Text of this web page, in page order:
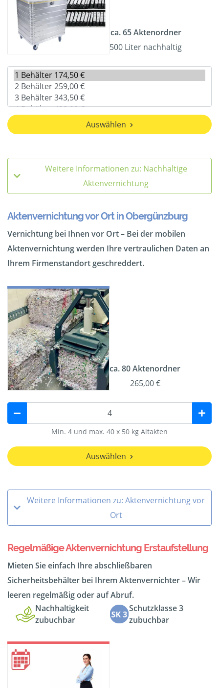
ca. 65 Aktenordner
500 Liter nachhaltig
Auswählen
Weitere Informationen zu: Nachhaltige
Aktenvernichtung
Aktenvernichtung vor Ort in Obergünzburg
Vernichtung bei Ihnen vor Ort – Bei der mobilen
Aktenvernichtung werden Ihre vertraulichen Daten an
Ihrem Firmenstandort geschreddert.
ca. 80 Aktenordner
265,00 €
Min. 4 und max. 40 x 50 kg Altakten
Auswählen
Weitere Informationen zu: Aktenvernichtung vor
Ort
Regelmäßige Aktenvernichtung Erstaufstellung
Mieten Sie einfach Ihre abschließbaren
Sicherheitsbehälter bei Ihrem Aktenvernichter – Wir
leeren regelmäßig oder auf Abruf.
Nachhaltigkeit
zubuchbar
Schutzklasse 3
zubuchbar